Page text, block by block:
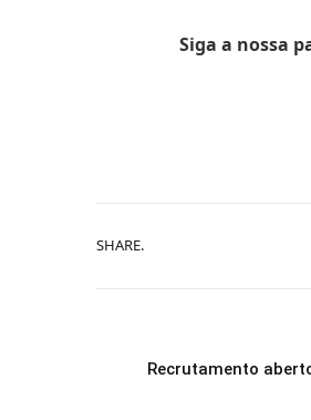
Siga a nossa
SHARE.
Recrutamento